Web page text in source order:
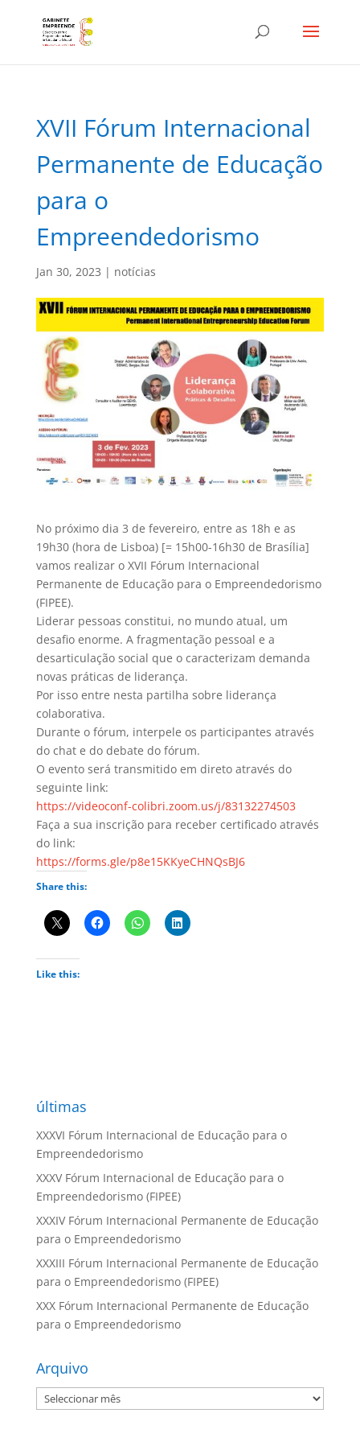
XVII Fórum Internacional
Permanente de Educação
para o
Empreendedorismo
Jan 30, 2023 | notícias
No próximo dia 3 de fevereiro, entre as 18h e as
19h30 (hora de Lisboa) [= 15h00-16h30 de Brasília]
vamos realizar o XVII Fórum Internacional
Permanente de Educação para o Empreendedorismo
(FIPEE).
Liderar pessoas constitui, no mundo atual, um
desafio enorme. A fragmentação pessoal e a
desarticulação social que o caracterizam demanda
novas práticas de liderança.
Por isso entre nesta partilha sobre liderança
colaborativa.
Durante o fórum, interpele os participantes através
do chat e do debate do fórum.
O evento será transmitido em direto através do
seguinte link:
https://videoconf-colibri.zoom.us/j/83132274503
Faça a sua inscrição para receber certificado através
do link:
https://forms.gle/p8e15KKyeCHNQsBJ6
Share this:
Like this:
últimas
XXXVI Fórum Internacional de Educação para o
Empreendedorismo
XXXV Fórum Internacional de Educação para o
Empreendedorismo (FIPEE)
XXXIV Fórum Internacional Permanente de Educação
para o Empreendedorismo
XXXIII Fórum Internacional Permanente de Educação
para o Empreendedorismo (FIPEE)
XXX Fórum Internacional Permanente de Educação
para o Empreendedorismo
Arquivo
Arquivo